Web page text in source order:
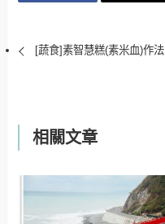
[蔬食]素智慧糕(素米血)作法
相關文章